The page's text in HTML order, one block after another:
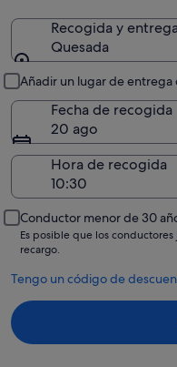
Recogida y entrega
Quesada
Añadir un lugar de entrega
Fecha de recogida
20 ago
Hora de recogida
Conductor menor de 30
Es posible que los
recargo.
Tengo un código de